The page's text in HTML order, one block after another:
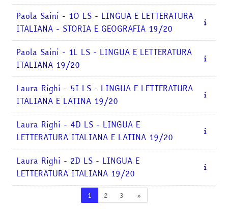
Paola Saini - 1O LS - LINGUA E LETTERATURA
ITALIANA - STORIA E GEOGRAFIA 19/20
Paola Saini - 1L LS - LINGUA E LETTERATURA
ITALIANA 19/20
Laura Righi - 5I LS - LINGUA E LETTERATURA
ITALIANA E LATINA 19/20
Laura Righi - 4D LS - LINGUA E
LETTERATURA ITALIANA E LATINA 19/20
Laura Righi - 2D LS - LINGUA E
LETTERATURA ITALIANA 19/20
1 Pagina 1
2Pagina 2
3Pagina 3
»Pagina successiva